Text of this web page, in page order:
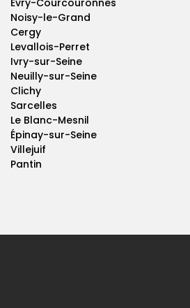
Évry-Courcouronnes
Noisy-le-Grand
Cergy
Levallois-Perret
Ivry-sur-Seine
Neuilly-sur-Seine
Clichy
Sarcelles
Le Blanc-Mesnil
Épinay-sur-Seine
Villejuif
Pantin